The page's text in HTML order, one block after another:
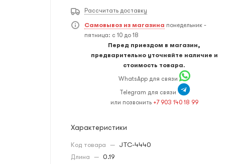
Рассчитать доставку
Самовывоз из магазина понедельник -
пятница: с 10 до 18
Перед приездом в магазин,
предварительно уточняйте наличие и
стоимость товара.
WhatsApp для связи
Telegram для связи
или позвонить +7 903 140 18 99
Характеристики
Код товара — JTC-4440
Длина — 0.19